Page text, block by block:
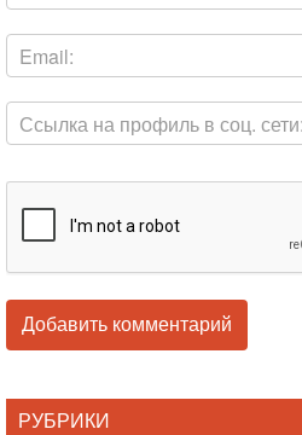
РУБРИКИ